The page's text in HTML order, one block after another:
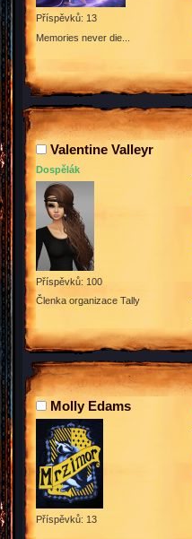
Příspěvků: 13
Memories never die...
Valentine Valleyr
Dospělák
Příspěvků: 100
Členka organizace Tally
Molly Edams
Příspěvků: 13